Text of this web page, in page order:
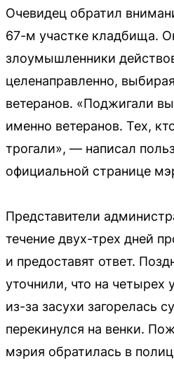
Очевидец обратил
67-м участке кладбища.
злоумышленники
целенаправленно,
ветеранов. «Поджигали
именно ветеранов. Тех,
трогали», — написал
официальной странице
Представители
течение двух-трех дней
и предоставят ответ.
уточнили, что на четырех
из-за засухи загорелась
перекинулся на венки.
мэрия обратилась в